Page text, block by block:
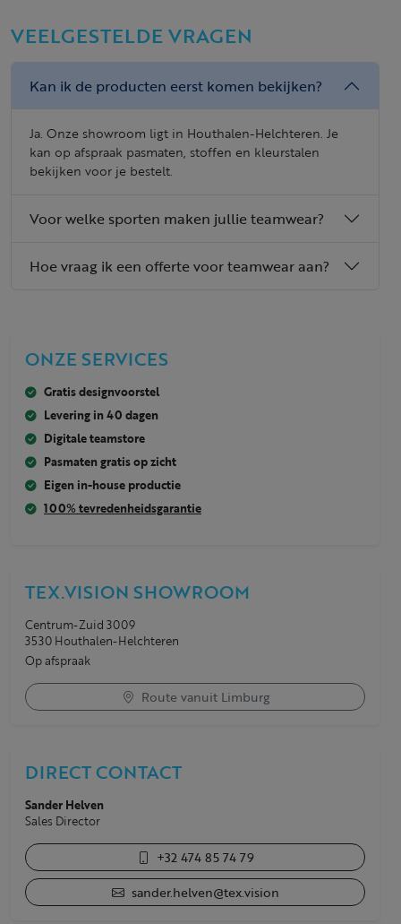
VEELGESTELDE VRAGEN
Kan ik de producten eerst komen bekijken?
Ja. Onze showroom ligt in Houthalen-Helchteren. Je
kan op afspraak pasmaten, stoffen en kleurstalen
bekijken voor je bestelt.
Voor welke sporten maken jullie teamwear?
Hoe vraag ik een offerte voor teamwear aan?
ONZE SERVICES
Gratis designvoorstel
Levering in 40 dagen
Digitale teamstore
Pasmaten gratis op zicht
Eigen in-house productie
100% tevredenheidsgarantie
TEX.VISION SHOWROOM
Centrum-Zuid 3009
3530 Houthalen-Helchteren
Op afspraak
Route vanuit Limburg
DIRECT CONTACT
Sander Helven
Sales Director
+32 474 85 74 79
sander.helven@tex.vision